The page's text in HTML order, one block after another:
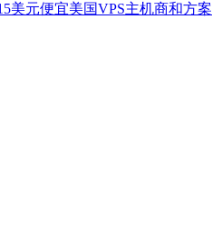
美元便宜美国VPS主机商和方案